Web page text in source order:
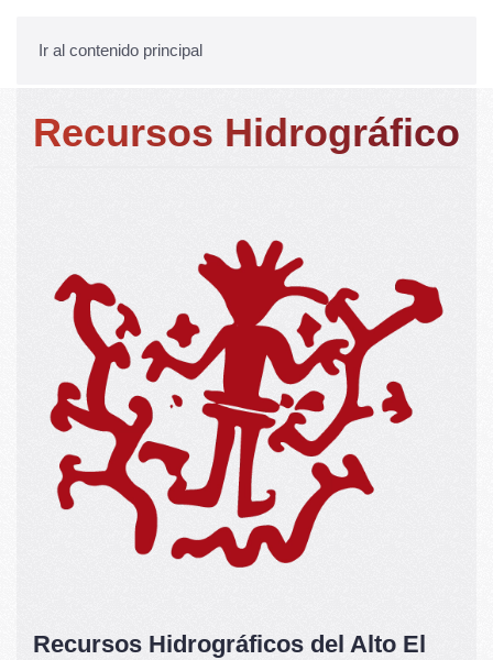
Ir al contenido principal
Recursos Hidrográfico
Recursos Hidrográficos del Alto El